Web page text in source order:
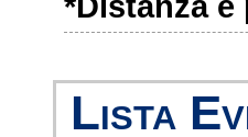
0.15
0.14
Lista